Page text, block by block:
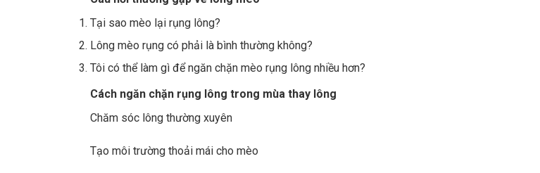
Tại sao mèo lại rụng lông?
Lông mèo rụng có phải là bình thường không?
Tôi có thể làm gì để ngăn chặn mèo rụng lông nhiều hơn?
Cách ngăn chặn rụng lông trong mùa thay lông
Chăm sóc lông thường xuyên
Tạo môi trường thoải mái cho mèo